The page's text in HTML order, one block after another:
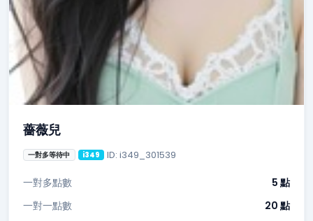
薔薇兒
一對多等待中 i349 ID: i349_301539
一對多點數
5 點
一對一點數
20 點